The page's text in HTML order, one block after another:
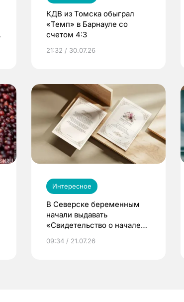
КДВ из Томска обыграл
«Темп» в Барнауле со
счетом 4:3
21:32 / 30.07.26
Интересное
В Северске беременным
начали выдавать
«Свидетельство о начале
09:34 / 21.07.26